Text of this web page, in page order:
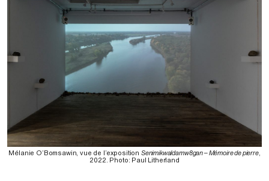
Mélanie O’Bomsawin, vue de l’exposition Senimikwaldamw8gan – Mémoire de pierre,
2022. Photo: Paul Litherland⁠